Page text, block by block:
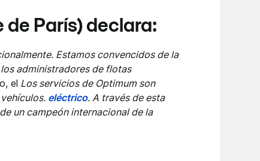
de París) declara:
Estamos convencidos de la
administradores de flotas
el Los servicios de Optimum son
eléctrico. A través de esta
un campeón internacional de la